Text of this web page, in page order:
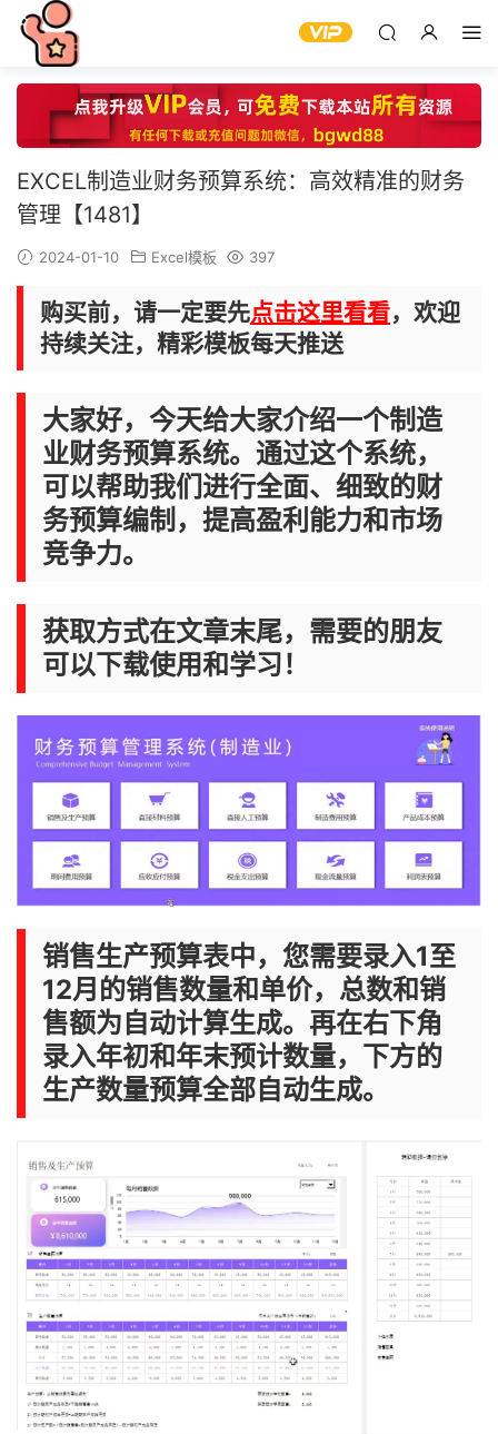
EXCEL制造业财务预算系统：高效精准的财务
管理【1481】
2024-01-10 Excel模板 397
购买前，请一定要先点击这里看看，欢迎
持续关注，精彩模板每天推送
大家好，今天给大家介绍一个制造
业财务预算系统。通过这个系统，
可以帮助我们进行全面、细致的财
务预算编制，提高盈利能力和市场
竞争力。
获取方式在文章末尾，需要的朋友
可以下载使用和学习！
销售生产预算表中，您需要录入1至
12月的销售数量和单价，总数和销
售额为自动计算生成。再在右下角
录入年初和年末预计数量，下方的
生产数量预算全部自动生成。